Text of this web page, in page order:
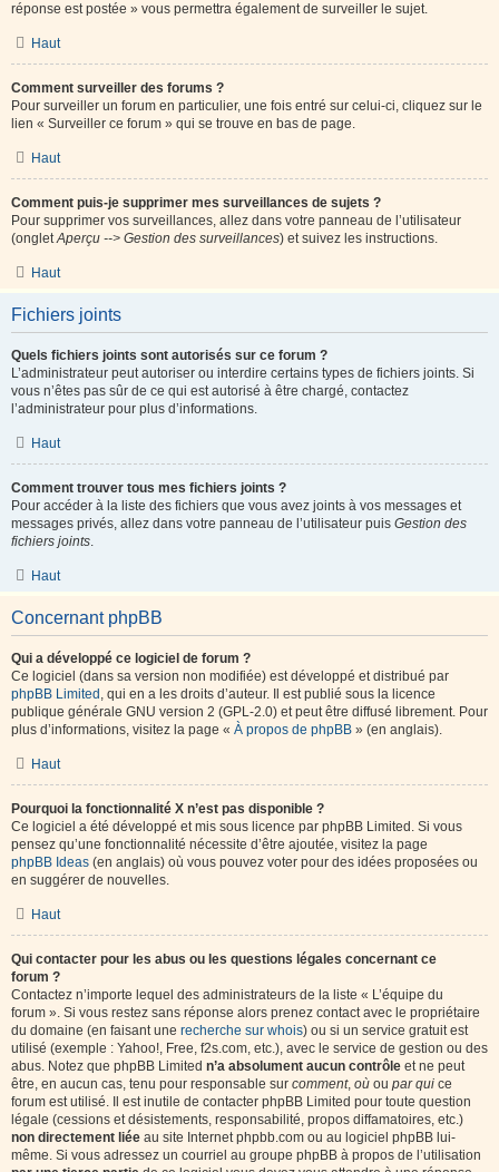
réponse est postée » vous permettra également de surveiller le sujet.
Haut
Comment surveiller des forums ?
Pour surveiller un forum en particulier, une fois entré sur celui-ci, cliquez sur le
lien « Surveiller ce forum » qui se trouve en bas de page.
Haut
Comment puis-je supprimer mes surveillances de sujets ?
Pour supprimer vos surveillances, allez dans votre panneau de l’utilisateur
(ongletAperçu --> Gestion des surveillances) et suivez les instructions.
Haut
Fichiers joints
Quels fichiers joints sont autorisés sur ce forum ?
L’administrateur peut autoriser ou interdire certains types de fichiers joints. Si
vous n’êtes pas sûr de ce qui est autorisé à être chargé, contactez
l’administrateur pour plus d’informations.
Haut
Comment trouver tous mes fichiers joints ?
Pour accéder à la liste des fichiers que vous avez joints à vos messages et
messages privés, allez dans votre panneau de l’utilisateur puis Gestion des
fichiers joints.
Haut
Concernant phpBB
Qui a développé ce logiciel de forum ?
Ce logiciel (dans sa version non modifiée) est développé et distribué par
phpBB Limited , qui en a les droits d’auteur. Il est publié sous la licence
publique générale GNU version 2 (GPL-2.0) et peut être diffusé librement. Pour
plus d’informations, visitez la page « À propos de phpBB » (en anglais).
Haut
Pourquoi la fonctionnalité X n’est pas disponible ?
Ce logiciel a été développé et mis sous licence par phpBB Limited. Si vous
pensez qu’une fonctionnalité nécessite d’être ajoutée, visitez la page
phpBB Ideas (en anglais) où vous pouvez voter pour des idées proposées ou
en suggérer de nouvelles.
Haut
Qui contacter pour les abus ou les questions légales concernant ce
forum ?
Contactez n’importe lequel des administrateurs de la liste « L’équipe du
forum ». Si vous restez sans réponse alors prenez contact avec le propriétaire
du domaine (en faisant une recherche sur whois) ou si un service gratuit est
utilisé (exemple : Yahoo!, Free, f2s.com, etc.), avec le service de gestion ou des
abus. Notez que phpBB Limited n’a absolument aucun contrôle et ne peut
être, en aucun cas, tenu pour responsable sur comment, où ou par qui ce
forum est utilisé. Il est inutile de contacter phpBB Limited pour toute question
légale (cessions et désistements, responsabilité, propos diffamatoires, etc.)
non directement liée au site Internet phpbb.com ou au logiciel phpBB lui-
même. Si vous adressez un courriel au groupe phpBB à propos de l’utilisation